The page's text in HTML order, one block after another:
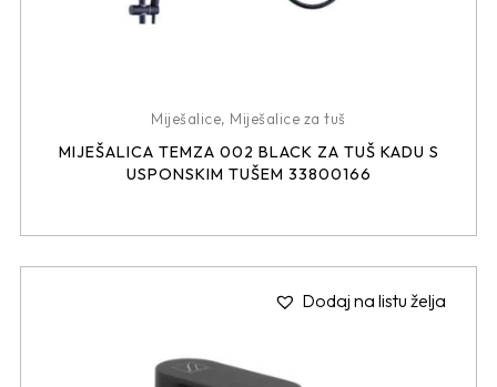
Miješalice, Miješalice za tuš
MIJEŠALICA TEMZA 002 BLACK ZA TUŠ KADU S
USPONSKIM TUŠEM 33800166
Dodaj na listu želja